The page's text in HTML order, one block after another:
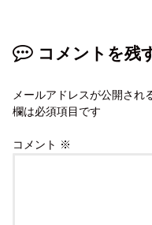
コメントを残
メールアドレスが公開され
欄は必須項目です
コメント ※